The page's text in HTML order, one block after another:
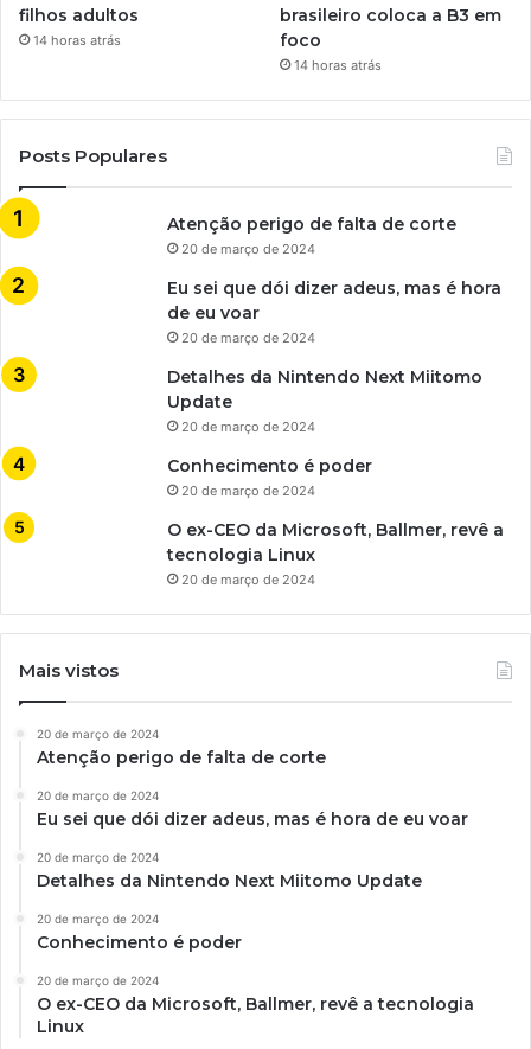
filhos adultos
14 horas atrás
brasileiro coloca a B3 em
foco
14 horas atrás
Posts Populares
Atenção perigo de falta de corte
20 de março de 2024
Eu sei que dói dizer adeus, mas é hora
de eu voar
20 de março de 2024
Detalhes da Nintendo Next Miitomo
Update
20 de março de 2024
Conhecimento é poder
20 de março de 2024
O ex-CEO da Microsoft, Ballmer, revê a
tecnologia Linux
20 de março de 2024
Mais vistos
20 de março de 2024
Atenção perigo de falta de corte
20 de março de 2024
Eu sei que dói dizer adeus, mas é hora de eu voar
20 de março de 2024
Detalhes da Nintendo Next Miitomo Update
20 de março de 2024
Conhecimento é poder
20 de março de 2024
O ex-CEO da Microsoft, Ballmer, revê a tecnologia
Linux